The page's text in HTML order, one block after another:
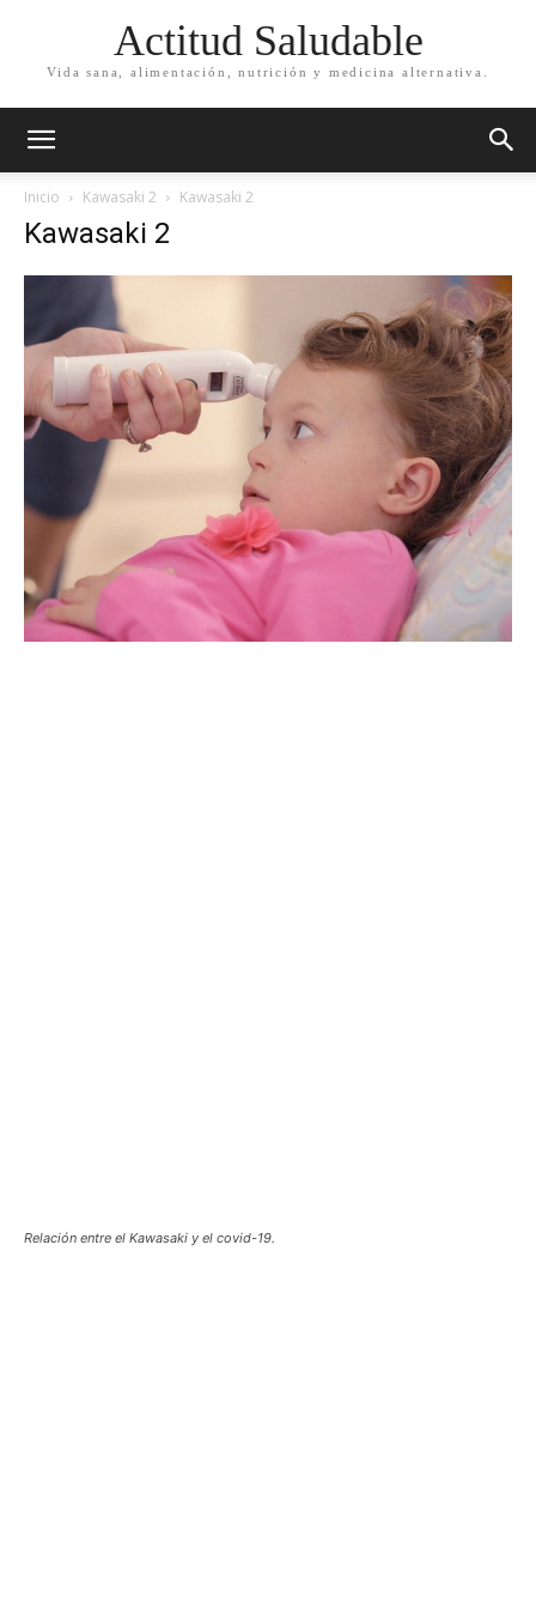
Actitud Saludable
Vida sana, alimentación, nutrición y medicina alternativa.
Inicio Kawasaki 2 Kawasaki 2
Kawasaki 2
Relación entre el Kawasaki y el covid-19.